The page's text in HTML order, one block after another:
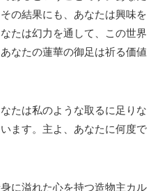
の結果にも、あなたは興味を
たは幻力を通して、この世界
なたの蓮華の御足は祈る価値
たは私のような取るに足りな
ます。主よ、あなたに何度で
に溢れた心を持つ造物主カル